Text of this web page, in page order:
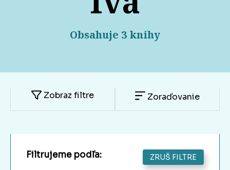
Obsahuje 3 knihy
Zobraz filtre Zoraďovanie
Filtrujeme podľa: ZRUŠ FILTRE